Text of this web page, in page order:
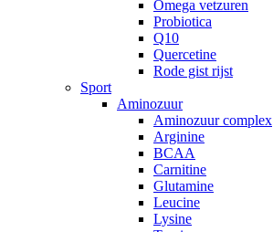
Omega vetzuren
Probiotica
Q10
Quercetine
Rode gist rijst
Sport
Aminozuur
Aminozuur complex
Arginine
BCAA
Carnitine
Glutamine
Leucine
Lysine